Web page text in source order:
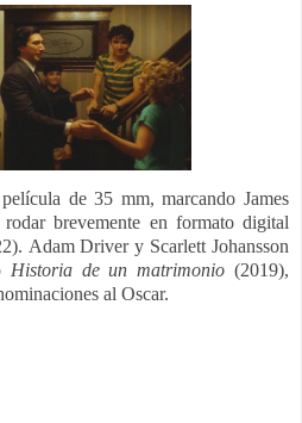
de 35 mm, marcando James
brevemente en formato digital
Adam Driver y Scarlett Johansson
Historia de un matrimonio(2019),
al Oscar.